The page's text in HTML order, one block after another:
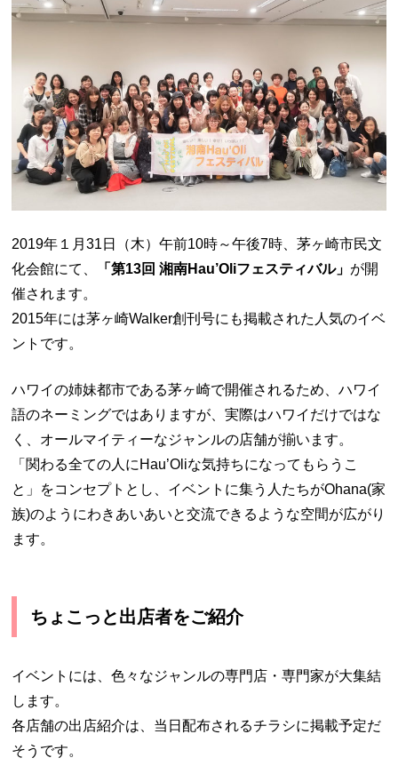
2019年１月31日（木）午前10時～午後7時、茅ヶ崎市民文
化会館にて、
「第13回 湘南Hau’Oliフェスティバル」 が開
催されます。
2015年には茅ヶ崎Walker創刊号にも掲載された人気のイベ
ントです。
ハワイの姉妹都市である茅ヶ崎で開催されるため、ハワイ
語のネーミングではありますが、実際はハワイだけではな
く、オールマイティーなジャンルの店舗が揃います。
「関わる全ての人にHau’Oliな気持ちになってもらうこ
と」をコンセプトとし、イベントに集う人たちがOhana(家
族)のようにわきあいあいと交流できるような空間が広がり
ます。
ちょこっと出店者をご紹介
イベントには、色々なジャンルの専門店・専門家が大集結
します。
各店舗の出店紹介は、当日配布されるチラシに掲載予定だ
そうです。